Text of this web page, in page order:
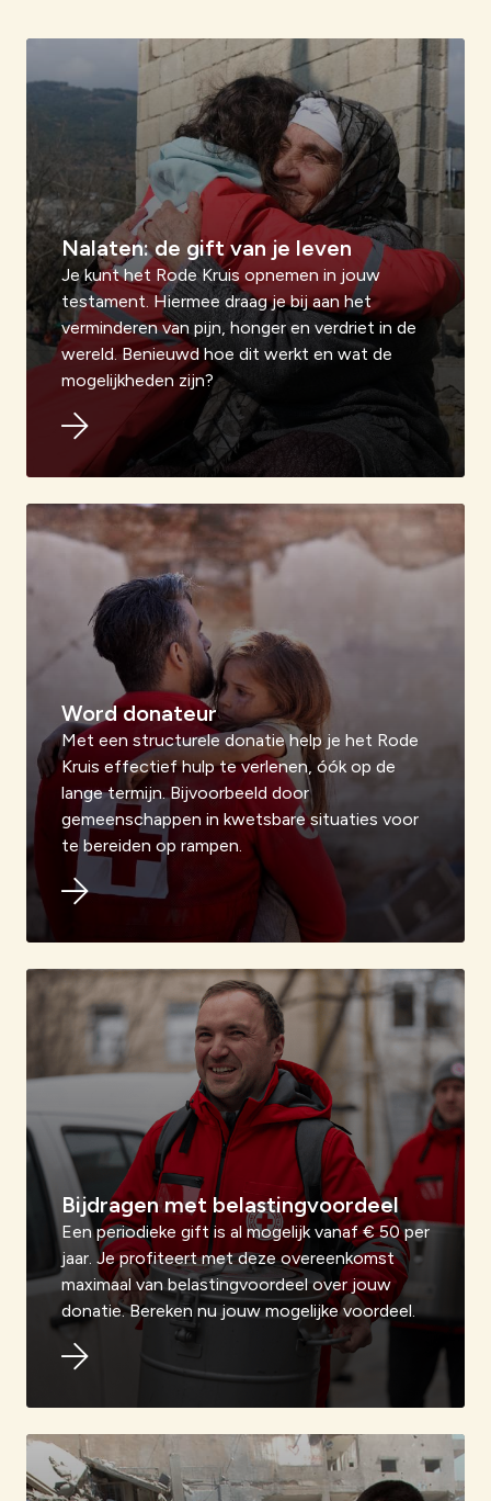
Nalaten: de gift van je leven
Je kunt het Rode Kruis opnemen in jouw
testament. Hiermee draag je bij aan het
verminderen van pijn, honger en verdriet in de
wereld. Benieuwd hoe dit werkt en wat de
mogelijkheden zijn?
Word donateur
Met een structurele donatie help je het Rode
Kruis effectief hulp te verlenen, óók op de
lange termijn. Bijvoorbeeld door
gemeenschappen in kwetsbare situaties voor
te bereiden op rampen.
Bijdragen met belastingvoordeel
Een periodieke gift is al mogelijk vanaf € 50 per
jaar. Je profiteert met deze overeenkomst
maximaal van belastingvoordeel over jouw
donatie. Bereken nu jouw mogelijke voordeel.